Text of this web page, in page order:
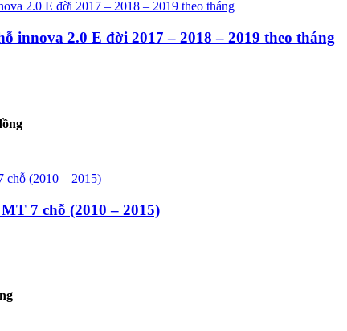
innova 2.0 E đời 2017 – 2018 – 2019 theo tháng
7 chỗ (2010 – 2015)